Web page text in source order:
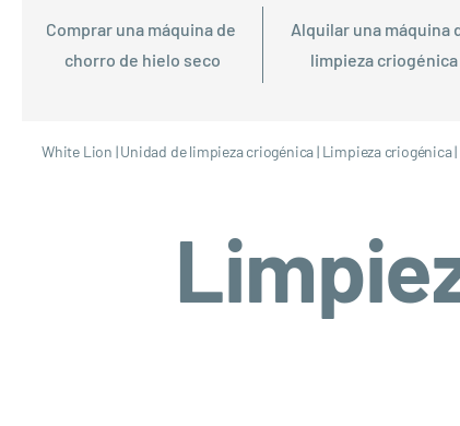
Comprar una máquina de
chorro de hielo seco
Alquilar una máquina
limpieza criogénica
White Lion |Unidad de limpieza criogénica| Limpieza criogénica|